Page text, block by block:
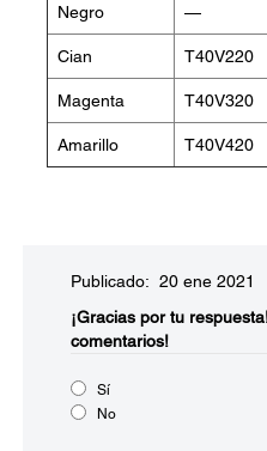
Negro —
Cian T40V220
Magenta T40V320
Amarillo T40V420
Publicado: 20 ene 2021
¡Gracias por tu
comentarios!
Sí
No